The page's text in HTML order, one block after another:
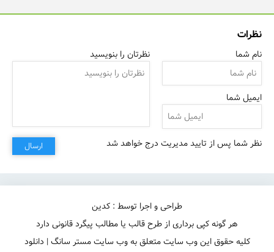
نظرات
نام شما
ایمیل شما
نظرتان را بنویسید
نظر شما پس از تایید مدیریت درج خواهد شد ارسال
طراحی و اجرا توسط : کدین
هر گونه کپی برداری از طرح قالب یا مطالب پیگرد قانونی دارد
کلیه حقوق این وب سایت متعلق به وب سایت مستر سانگ | دانلود